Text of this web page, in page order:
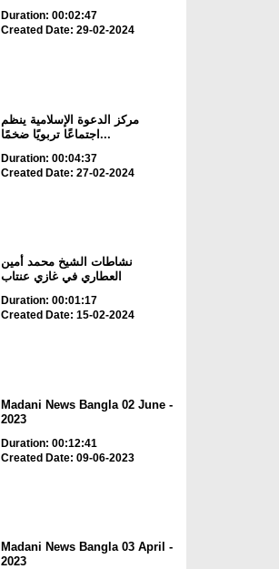
Duration: 00:02:47
Created Date: 29-02-2024
مركز الدعوة الإسلامية ينظم
اجتماعًا تربويًا ضخمًا...
Duration: 00:04:37
Created Date: 27-02-2024
نشاطات الشيخ محمد أمين
العطاري في غازي عنتاب
Duration: 00:01:17
Created Date: 15-02-2024
Madani News Bangla 02 June -
2023
Duration: 00:12:41
Created Date: 09-06-2023
Madani News Bangla 03 April -
2023